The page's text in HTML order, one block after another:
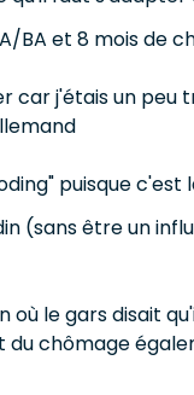
BA et 8 mois de
car j'étais un peu
puisque c'est
(sans être un
où le gars disait
chômage